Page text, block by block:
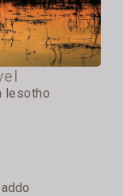
lesotho